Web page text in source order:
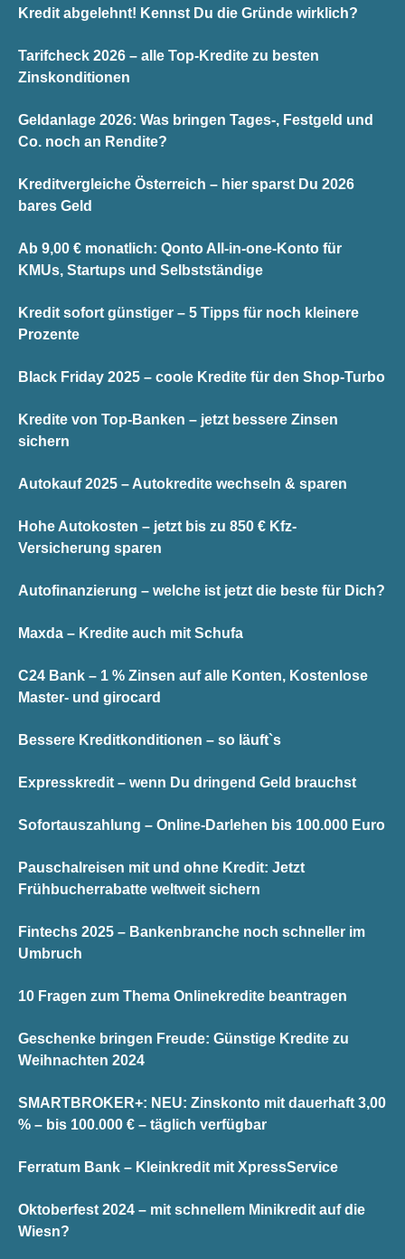
Kredit abgelehnt! Kennst Du die Gründe wirklich?
Tarifcheck 2026 – alle Top-Kredite zu besten
Zinskonditionen
Geldanlage 2026: Was bringen Tages-, Festgeld und
Co. noch an Rendite?
Kreditvergleiche Österreich – hier sparst Du 2026
bares Geld
Ab 9,00 € monatlich: Qonto All-in-one-Konto für
KMUs, Startups und Selbstständige
Kredit sofort günstiger – 5 Tipps für noch kleinere
Prozente
Black Friday 2025 – coole Kredite für den Shop-Turbo
Kredite von Top-Banken – jetzt bessere Zinsen
sichern
Autokauf 2025 – Autokredite wechseln & sparen
Hohe Autokosten – jetzt bis zu 850 € Kfz-
Versicherung sparen
Autofinanzierung – welche ist jetzt die beste für Dich?
Maxda – Kredite auch mit Schufa
C24 Bank – 1 % Zinsen auf alle Konten, Kostenlose
Master- und girocard
Bessere Kreditkonditionen – so läuft`s
Expresskredit – wenn Du dringend Geld brauchst
Sofortauszahlung – Online-Darlehen bis 100.000 Euro
Pauschalreisen mit und ohne Kredit: Jetzt
Frühbucherrabatte weltweit sichern
Fintechs 2025 – Bankenbranche noch schneller im
Umbruch
10 Fragen zum Thema Onlinekredite beantragen
Geschenke bringen Freude: Günstige Kredite zu
Weihnachten 2024
SMARTBROKER+: NEU: Zinskonto mit dauerhaft 3,00
% – bis 100.000 € – täglich verfügbar
Ferratum Bank – Kleinkredit mit XpressService
Oktoberfest 2024 – mit schnellem Minikredit auf die
Wiesn?